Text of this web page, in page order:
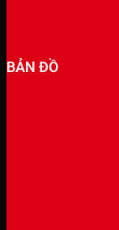
BẢN ĐỒ